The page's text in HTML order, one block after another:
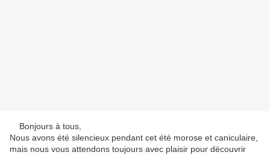
Bonjours à tous,
Nous avons été silencieux pendant cet été morose et caniculaire,
mais nous vous attendons toujours avec plaisir pour découvrir